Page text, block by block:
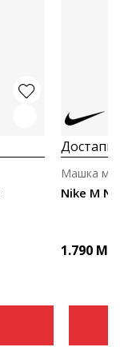
Nike M
Машка
1.790